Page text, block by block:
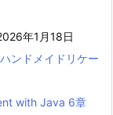
年1月18日
ンドメイドリケー
with Java 6章